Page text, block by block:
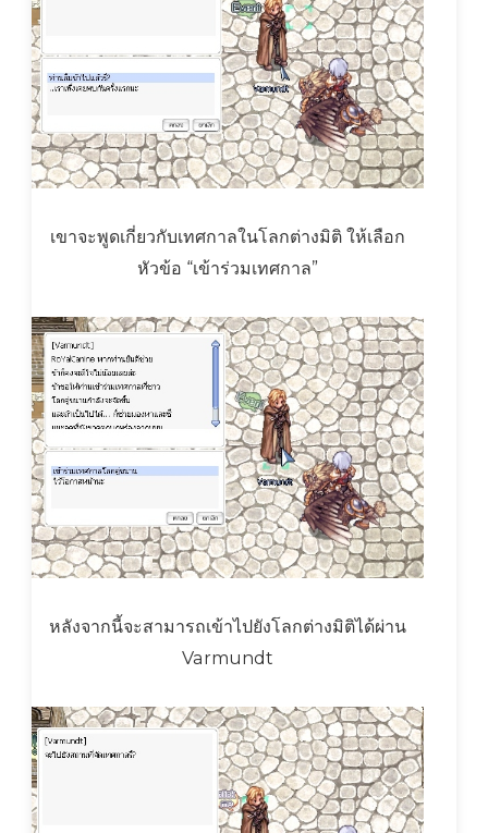
เขาจะพูดเกี่ยวกับเทศกาลในโลกต่างมิติ ให้เลือก
หัวข้อ “เข้าร่วมเทศกาล”
หลังจากนี้จะสามารถเข้าไปยังโลกต่างมิติได้ผ่าน
Varmundt